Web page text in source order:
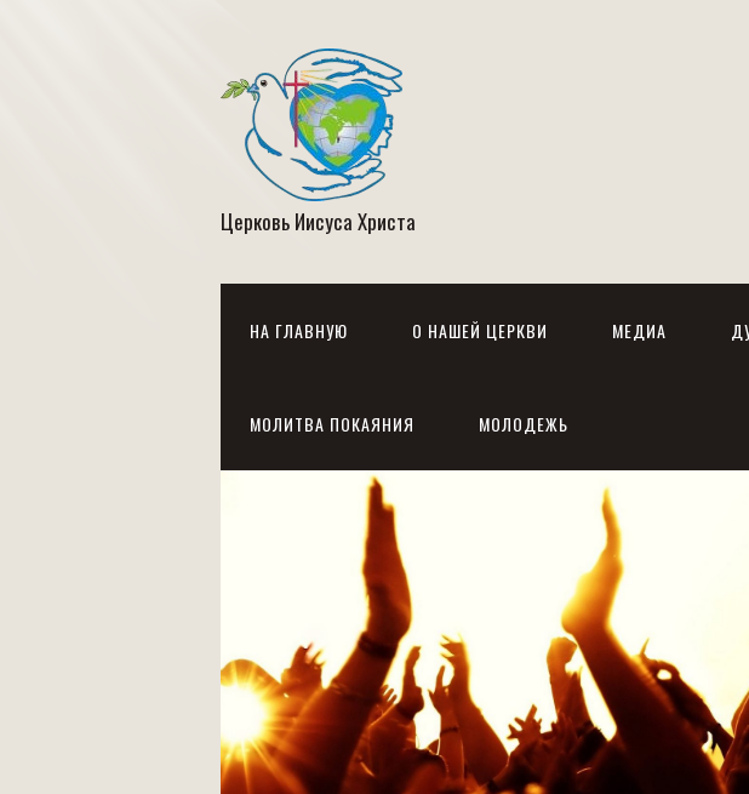
Церковь Иисуса Христа
НА ГЛАВНУЮ О НАШЕЙ ЦЕРКВИ МЕДИА
МОЛИТВА ПОКАЯНИЯ МОЛОДЕЖЬ